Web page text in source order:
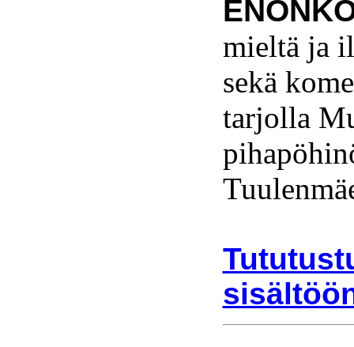
mieltä ja
sekä
tarjolla